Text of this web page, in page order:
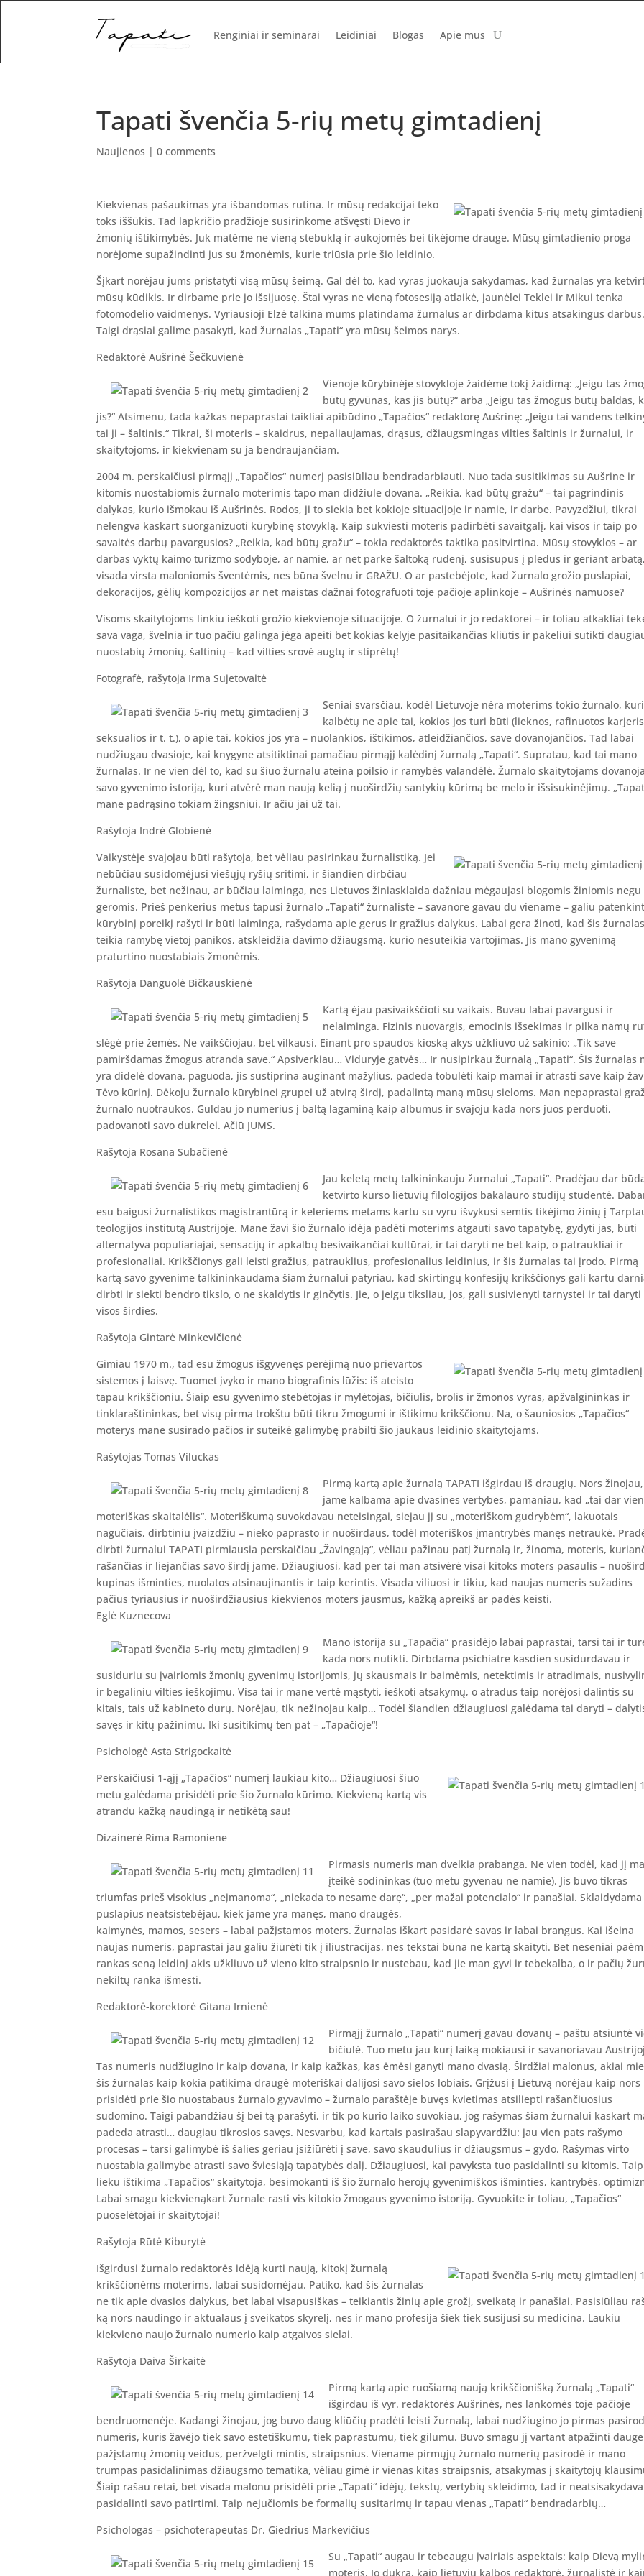
Renginiai ir seminarai Leidiniai Blogas Apie mus
Tapati švenčia 5-rių metų gimtadienį
Naujienos |0 comments
Kiekvienas pašaukimas yra išbandomas rutina. Ir mūsų redakcijai teko
toks iššūkis. Tad lapkričio pradžioje susirinkome atšvęsti Dievo ir
žmonių ištikimybės. Juk matėme ne vieną stebuklą ir aukojomės bei tikėjome drauge. Mūsų gimtadienio proga
norėjome supažindinti jus su žmonėmis, kurie triūsia prie šio leidinio.
Šįkart norėjau jums pristatyti visą mūsų šeimą. Gal dėl to, kad vyras juokauja sakydamas, kad žurnalas yra
mūsų kūdikis. Ir dirbame prie jo išsijuosę. Štai vyras ne vieną fotosesiją atlaikė, jaunėlei Teklei ir Mikui tenka
fotomodelio vaidmenys. Vyriausioji Elzė talkina mums platindama žurnalus ar dirbdama kitus atsakingus darbus.
Taigi drąsiai galime pasakyti, kad žurnalas „Tapati“ yra mūsų šeimos narys.
Redaktorė Aušrinė Šečkuvienė
Vienoje kūrybinėje stovykloje žaidėme tokį žaidimą: „Jeigu tas
būtų gyvūnas, kas jis būtų?“ arba „Jeigu tas žmogus būtų baldas,
jis?“ Atsimenu, tada kažkas nepaprastai taikliai apibūdino „Tapačios“ redaktorę Aušrinę: „Jeigu tai vandens
tai ji – šaltinis.“ Tikrai, ši moteris – skaidrus, nepaliaujamas, drąsus, džiaugsmingas vilties šaltinis ir žurnalui, ir
skaitytojoms, ir kiekvienam su ja bendraujančiam.
2004 m. perskaičiusi pirmąjį „Tapačios“ numerį pasisiūliau bendradarbiauti. Nuo tada susitikimas su Aušrine ir
kitomis nuostabiomis žurnalo moterimis tapo man didžiule dovana. „Reikia, kad būtų gražu“ – tai pagrindinis
dalykas, kurio išmokau iš Aušrinės. Rodos, ji to siekia bet kokioje situacijoje ir namie, ir darbe. Pavyzdžiui, tikrai
nelengva kaskart suorganizuoti kūrybinę stovyklą. Kaip sukviesti moteris padirbėti savaitgalį, kai visos ir taip po
savaitės darbų pavargusios? „Reikia, kad būtų gražu“ – tokia redaktorės taktika pasitvirtina. Mūsų stovyklos – ar
darbas vyktų kaimo turizmo sodyboje, ar namie, ar net parke šaltoką rudenį, susisupus į pledus ir geriant
visada virsta maloniomis šventėmis, nes būna švelnu ir GRAŽU. O ar pastebėjote, kad žurnalo grožio puslapiai,
dekoracijos, gėlių kompozicijos ar net maistas dažnai fotografuoti toje pačioje aplinkoje – Aušrinės namuose?
Visoms skaitytojoms linkiu ieškoti grožio kiekvienoje situacijoje. O žurnalui ir jo redaktorei – ir toliau atkakliai
sava vaga, švelnia ir tuo pačiu galinga jėga apeiti bet kokias kelyje pasitaikančias kliūtis ir pakeliui sutikti
nuostabių žmonių, šaltinių – kad vilties srovė augtų ir stiprėtų!
Fotografė, rašytoja Irma Sujetovaitė
Seniai svarsčiau, kodėl Lietuvoje nėra moterims tokio žurnalo,
kalbėtų ne apie tai, kokios jos turi būti (lieknos, rafinuotos
seksualios ir t. t.), o apie tai, kokios jos yra – nuolankios, ištikimos, atleidžiančios, save dovanojančios. Tad labai
nudžiugau dvasioje, kai knygyne atsitiktinai pamačiau pirmąjį kalėdinį žurnalą „Tapati“. Supratau, kad tai mano
žurnalas. Ir ne vien dėl to, kad su šiuo žurnalu ateina poilsio ir ramybės valandėlė. Žurnalo skaitytojams
savo gyvenimo istoriją, kuri atvėrė man naują kelią į nuoširdžių santykių kūrimą be melo ir išsisukinėjimų.
mane padrąsino tokiam žingsniui. Ir ačiū jai už tai.
Rašytoja Indrė Globienė
Vaikystėje svajojau būti rašytoja, bet vėliau pasirinkau žurnalistiką. Jei
nebūčiau susidomėjusi viešųjų ryšių sritimi, ir šiandien dirbčiau
žurnaliste, bet nežinau, ar būčiau laiminga, nes Lietuvos žiniasklaida dažniau mėgaujasi blogomis žiniomis negu
geromis. Prieš penkerius metus tapusi žurnalo „Tapati“ žurnaliste – savanore gavau du viename – galiu
kūrybinį poreikį rašyti ir būti laiminga, rašydama apie gerus ir gražius dalykus. Labai gera žinoti, kad šis žurnalas
teikia ramybę vietoj panikos, atskleidžia davimo džiaugsmą, kurio nesuteikia vartojimas. Jis mano gyvenimą
praturtino nuostabiais žmonėmis.
Rašytoja Danguolė Bičkauskienė
Kartą ėjau pasivaikščioti su vaikais. Buvau labai pavargusi ir
nelaiminga. Fizinis nuovargis, emocinis išsekimas ir pilka namų
slėgė prie žemės. Ne vaikščiojau, bet vilkausi. Einant pro spaudos kioską akys užkliuvo už sakinio: „Tik save
pamiršdamas žmogus atranda save.“ Apsiverkiau… Viduryje gatvės… Ir nusipirkau žurnalą „Tapati“. Šis žurnalas
yra didelė dovana, paguoda, jis sustiprina auginant mažylius, padeda tobulėti kaip mamai ir atrasti save kaip
Tėvo kūrinį. Dėkoju žurnalo kūrybinei grupei už atvirą širdį, padalintą maną mūsų sieloms. Man nepaprastai
žurnalo nuotraukos. Guldau jo numerius į baltą lagaminą kaip albumus ir svajoju kada nors juos perduoti,
padovanoti savo dukrelei. Ačiū JUMS.
Rašytoja Rosana Subačienė
Jau keletą metų talkininkauju žurnalui „Tapati“. Pradėjau dar
ketvirto kurso lietuvių filologijos bakalauro studijų studentė.
esu baigusi žurnalistikos magistrantūrą ir keleriems metams kartu su vyru išvykusi semtis tikėjimo žinių į
teologijos institutą Austrijoje. Mane žavi šio žurnalo idėja padėti moterims atgauti savo tapatybę, gydyti jas, būti
alternatyva populiariajai, sensacijų ir apkalbų besivaikančiai kultūrai, ir tai daryti ne bet kaip, o patraukliai ir
profesionaliai. Krikščionys gali leisti gražius, patrauklius, profesionalius leidinius, ir šis žurnalas tai įrodo. Pirmą
kartą savo gyvenime talkininkaudama šiam žurnalui patyriau, kad skirtingų konfesijų krikščionys gali kartu
dirbti ir siekti bendro tikslo, o ne skaldytis ir ginčytis. Jie, o jeigu tiksliau, jos, gali susivienyti tarnystei ir tai daryti
visos širdies.
Rašytoja Gintarė Minkevičienė
Gimiau 1970 m., tad esu žmogus išgyvenęs perėjimą nuo prievartos
sistemos į laisvę. Tuomet įvyko ir mano biografinis lūžis: iš ateisto
tapau krikščioniu. Šiaip esu gyvenimo stebėtojas ir mylėtojas, bičiulis, brolis ir žmonos vyras, apžvalgininkas ir
tinklaraštininkas, bet visų pirma trokštu būti tikru žmogumi ir ištikimu krikščionu. Na, o šauniosios „Tapačios“
moterys mane susirado pačios ir suteikė galimybę prabilti šio jaukaus leidinio skaitytojams.
Rašytojas Tomas Viluckas
Pirmą kartą apie žurnalą TAPATI išgirdau iš draugių. Nors
jame kalbama apie dvasines vertybes, pamaniau, kad „tai dar
moteriškas skaitalėlis“. Moteriškumą suvokdavau neteisingai, siejau jį su „moteriškom gudrybėm“, lakuotais
nagučiais, dirbtiniu įvaizdžiu – nieko paprasto ir nuoširdaus, todėl moteriškos įmantrybės manęs netraukė.
dirbti žurnalui TAPATI pirmiausia perskaičiau „Žavingąją“, vėliau pažinau patį žurnalą ir, žinoma, moteris,
rašančias ir liejančias savo širdį jame. Džiaugiuosi, kad per tai man atsivėrė visai kitoks moters pasaulis –
kupinas išminties, nuolatos atsinaujinantis ir taip kerintis. Visada viliuosi ir tikiu, kad naujas numeris sužadins
pačius tyriausius ir nuoširdžiausius kiekvienos moters jausmus, kažką apreikš ar padės keisti.
Eglė Kuznecova
Mano istorija su „Tapačia“ prasidėjo labai paprastai, tarsi tai ir
kada nors nutikti. Dirbdama psichiatre kasdien susidurdavau ir
susiduriu su įvairiomis žmonių gyvenimų istorijomis, jų skausmais ir baimėmis, netektimis ir atradimais,
ir begaliniu vilties ieškojimu. Visa tai ir mane vertė mąstyti, ieškoti atsakymų, o atradus taip norėjosi dalintis su
kitais, tais už kabineto durų. Norėjau, tik nežinojau kaip… Todėl šiandien džiaugiuosi galėdama tai daryti –
savęs ir kitų pažinimu. Iki susitikimų ten pat – „Tapačioje“!
Psichologė Asta Strigockaitė
Perskaičiusi 1-ąjį „Tapačios“ numerį laukiau kito… Džiaugiuosi šiuo
metu galėdama prisidėti prie šio žurnalo kūrimo. Kiekvieną kartą vis
atrandu kažką naudingą ir netikėtą sau!
Dizainerė Rima Ramoniene
Pirmasis numeris man dvelkia prabanga. Ne vien todėl, kad jį
įteikė sodininkas (tuo metu gyvenau ne namie). Jis buvo tikras
triumfas prieš visokius „neįmanoma“, „niekada to nesame darę“, „per mažai potencialo“ ir panašiai. Sklaidydama
puslapius neatsistebėjau, kiek jame yra manęs, mano draugės,
kaimynės, mamos, sesers – labai pažįstamos moters. Žurnalas iškart pasidarė savas ir labai brangus. Kai išeina
naujas numeris, paprastai jau galiu žiūrėti tik į iliustracijas, nes tekstai būna ne kartą skaityti. Bet neseniai
rankas seną leidinį akis užkliuvo už vieno kito straipsnio ir nustebau, kad jie man gyvi ir tebekalba, o ir pačių
nekiltų ranka išmesti.
Redaktorė-korektorė Gitana Irnienė
Pirmąjį žurnalo „Tapati“ numerį gavau dovanų – paštu atsiuntė
bičiulė. Tuo metu jau kurį laiką mokiausi ir savanoriavau
Tas numeris nudžiugino ir kaip dovana, ir kaip kažkas, kas ėmėsi ganyti mano dvasią. Širdžiai malonus, akiai
šis žurnalas kaip kokia patikima draugė moteriškai dalijosi savo sielos lobiais. Grįžusi į Lietuvą norėjau kaip nors
prisidėti prie šio nuostabaus žurnalo gyvavimo – žurnalo paraštėje buvęs kvietimas atsiliepti rašančiuosius
sudomino. Taigi pabandžiau šį bei tą parašyti, ir tik po kurio laiko suvokiau, jog rašymas šiam žurnalui kaskart
padeda atrasti… daugiau tikrosios savęs. Nesvarbu, kad kartais pasirašau slapyvardžiu: jau vien pats rašymo
procesas – tarsi galimybė iš šalies geriau įsižiūrėti į save, savo skaudulius ir džiaugsmus – gydo. Rašymas virto
nuostabia galimybe atrasti savo šviesiąją tapatybės dalį. Džiaugiuosi, kai pavyksta tuo pasidalinti su kitomis.
lieku ištikima „Tapačios“ skaitytoja, besimokanti iš šio žurnalo herojų gyvenimiškos išminties, kantrybės,
Labai smagu kiekvienąkart žurnale rasti vis kitokio žmogaus gyvenimo istoriją. Gyvuokite ir toliau, „Tapačios“
puoselėtojai ir skaitytojai!
Rašytoja Rūtė Kiburytė
Išgirdusi žurnalo redaktorės idėją kurti naują, kitokį žurnalą
krikščionėms moterims, labai susidomėjau. Patiko, kad šis žurnalas
ne tik apie dvasios dalykus, bet labai visapusiškas – teikiantis žinių apie grožį, sveikatą ir panašiai. Pasisiūliau
ką nors naudingo ir aktualaus į sveikatos skyrelį, nes ir mano profesija šiek tiek susijusi su medicina. Laukiu
kiekvieno naujo žurnalo numerio kaip atgaivos sielai.
Rašytoja Daiva Širkaitė
Pirmą kartą apie ruošiamą naują krikščionišką žurnalą „Tapati“
išgirdau iš vyr. redaktorės Aušrinės, nes lankomės toje pačioje
bendruomenėje. Kadangi žinojau, jog buvo daug kliūčių pradėti leisti žurnalą, labai nudžiugino jo pirmas
numeris, kuris žavėjo tiek savo estetiškumu, tiek paprastumu, tiek gilumu. Buvo smagu jį vartant atpažinti
pažįstamų žmonių veidus, peržvelgti mintis, straipsnius. Viename pirmųjų žurnalo numerių pasirodė ir mano
trumpas pasidalinimas džiaugsmo tematika, vėliau gimė ir vienas kitas straipsnis, atsakymas į skaitytojų
Šiaip rašau retai, bet visada malonu prisidėti prie „Tapati“ idėjų, tekstų, vertybių skleidimo, tad ir
pasidalinti savo patirtimi. Taip nejučiomis be formalių susitarimų ir tapau vienas „Tapati“ bendradarbių…
Psichologas – psichoterapeutas Dr. Giedrius Markevičius
Su „Tapati“ augau ir tebeaugu įvairiais aspektais: kaip Dievą
moteris, Jo dukra, kaip lietuvių kalbos redaktorė, žurnalistė ir